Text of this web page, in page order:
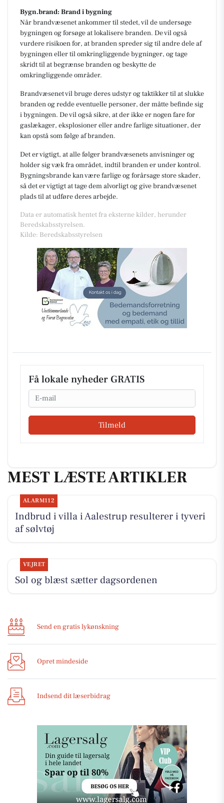
Bygn.brand: Brand i bygning
Når brandvæsenet ankommer til stedet, vil de undersøge
bygningen og forsøge at lokalisere branden. De vil også
vurdere risikoen for, at branden spreder sig til andre dele af
bygningen eller til omkringliggende bygninger, og tage
skridt til at begrænse branden og beskytte de
omkringliggende områder.
Brandvæsenet vil bruge deres udstyr og taktikker til at slukke
branden og redde eventuelle personer, der måtte befinde sig
i bygningen. De vil også sikre, at der ikke er nogen fare for
gaslækager, eksplosioner eller andre farlige situationer, der
kan opstå som følge af branden.
Det er vigtigt, at alle følger brandvæsenets anvisninger og
holder sig væk fra området, indtil branden er under kontrol.
Bygningsbrande kan være farlige og forårsage store skader,
så det er vigtigt at tage dem alvorligt og give brandvæsenet
plads til at udføre deres arbejde.
Data er automatisk hentet fra eksterne kilder, herunder
Beredskabsstyrelsen.
Kilde: Beredskabsstyrelsen
Få lokale nyheder GRATIS
Email
Tilmeld
MEST LÆSTE ARTIKLER
ALARM112
Indbrud i villa i Aalestrup resulterer i tyveri
af sølvtøj
VEJRET
Sol og blæst sætter dagsordenen
Send en gratis lykønskning
Opret mindeside
Indsend dit læserbidrag